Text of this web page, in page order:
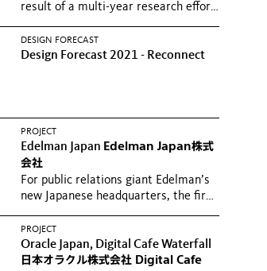
result of a multi-year research effort
DESIGN FORECAST
Design Forecast 2021 - Reconnect
PROJECT
Edelman Japan Edelman Japan株式
会社
For public relations giant Edelman’s
new Japanese headquarters, the firm
会社であるエデルマンの日本オフィス
移転に伴い、ゲンスラーは、フレキシ
ブルでより活気のあるワークプレイス
PROJECT
Oracle Japan, Digital Cafe Waterfall
日本オラクル株式会社 Digital Cafe